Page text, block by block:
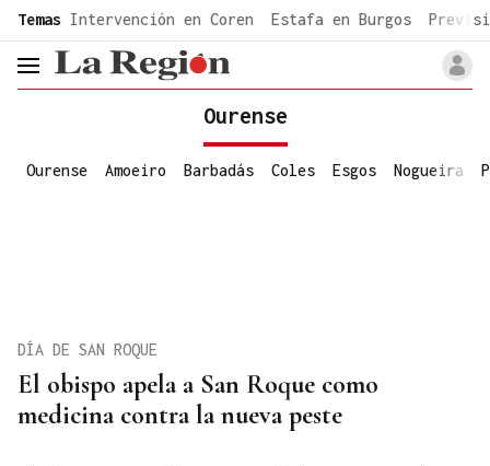
common.go-to-content
Temas Intervención en Coren Estafa en Burgos
header.menu.open
Ourense
Ourense Amoeiro Barbadás Coles Esgos Nogueira
El obispo apela a San Roque como
medicina contra la nueva peste
DÍA DE SAN ROQUE